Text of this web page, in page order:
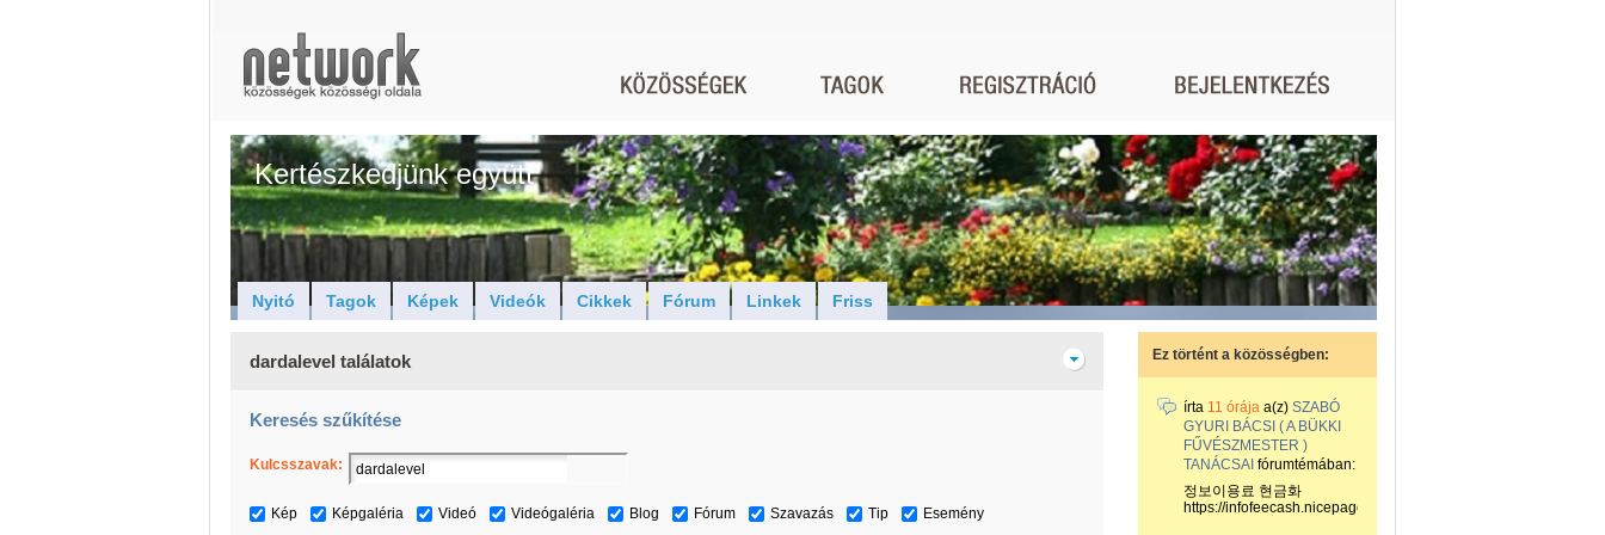
Kertészkedjünk együtt
Nyitó Tagok Képek Videók Cikkek Fórum Linkek Friss
dardalevel találatok
Keresés szűkítése
Kulcsszavak:
Kép Képgaléria Videó Videógaléria Blog Fórum Szavazás Tip Esemény
Ez történt a közösségben:
írta 11 órája a(z) SZABÓ
GYURI BÁCSI ( A BÜKKI
FŰVÉSZMESTER )
TANÁCSAI fórumtémában:
정보이용료 현금화
https://infofeecash.nicepage...